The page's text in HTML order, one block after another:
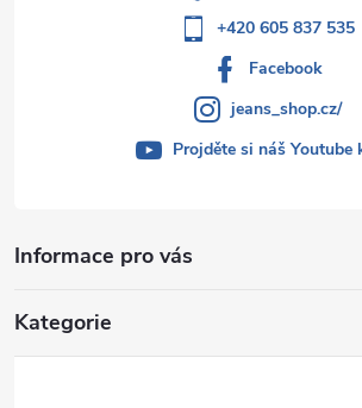
Informace pro vás
Kategorie
+420 605 837 535
Facebook
jeans_shop.cz/
Projděte si náš Youtube